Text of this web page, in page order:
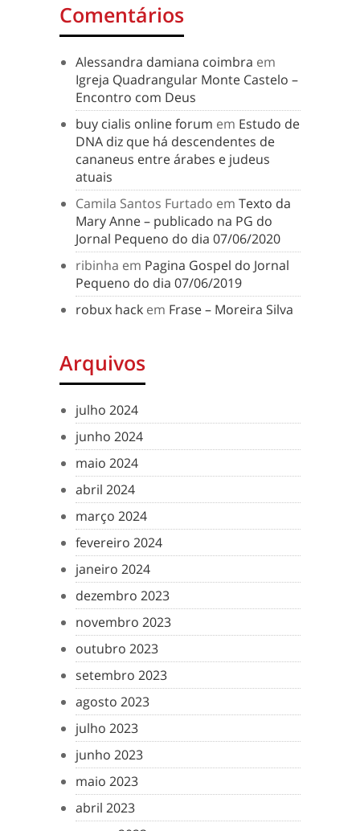
Comentários
Alessandra damiana coimbra em
Igreja Quadrangular Monte Castelo –
Encontro com Deus
buy cialis online forum em Estudo de
DNA diz que há descendentes de
cananeus entre árabes e judeus
atuais
Camila Santos Furtado em Texto da
Mary Anne – publicado na PG do
Jornal Pequeno do dia 07/06/2020
ribinha em Pagina Gospel do Jornal
Pequeno do dia 07/06/2019
robux hack em Frase – Moreira Silva
Arquivos
julho 2024
junho 2024
maio 2024
abril 2024
março 2024
fevereiro 2024
janeiro 2024
dezembro 2023
novembro 2023
outubro 2023
setembro 2023
agosto 2023
julho 2023
junho 2023
maio 2023
abril 2023